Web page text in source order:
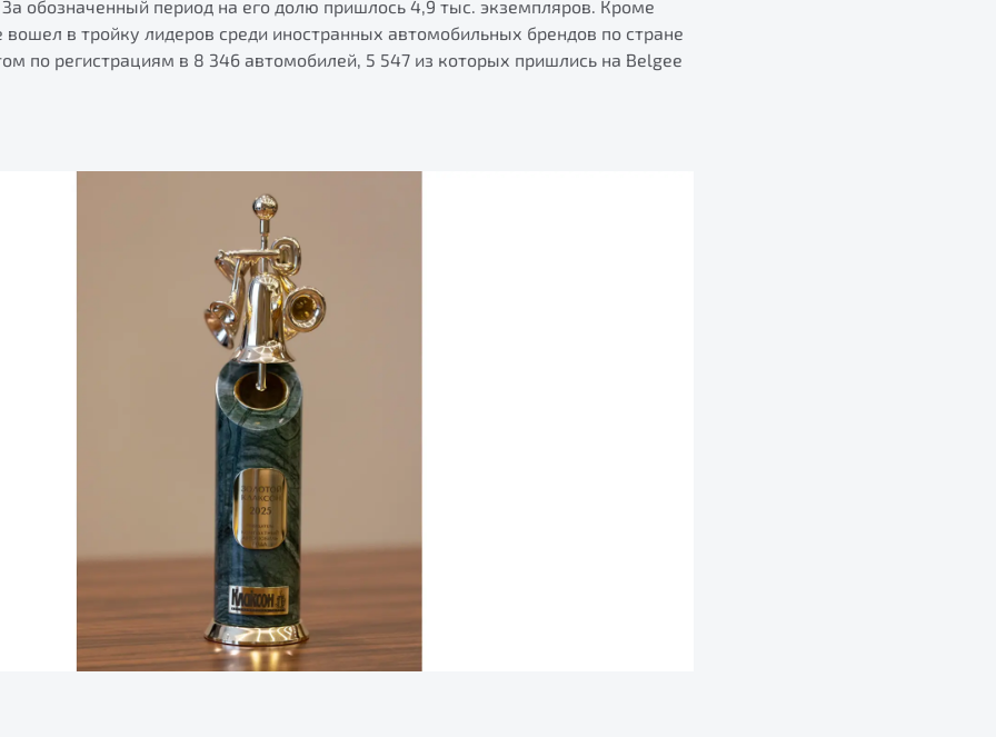
обозначенный период на его долю пришлось 4,9 тыс. экземпляров. Кроме
вошел в тройку лидеров среди иностранных автомобильных брендов по стране
по регистрациям в 8 346 автомобилей, 5 547 из которых пришлись на Belgee